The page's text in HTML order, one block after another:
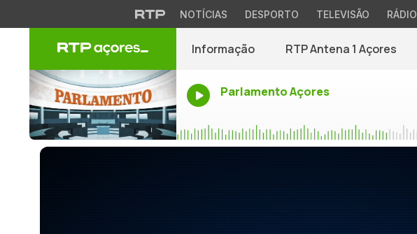
NOTÍCIAS DESPORTO TELEVISÃO RÁDIO
Informação RTP Antena 1 Açores
Parlamento Açores